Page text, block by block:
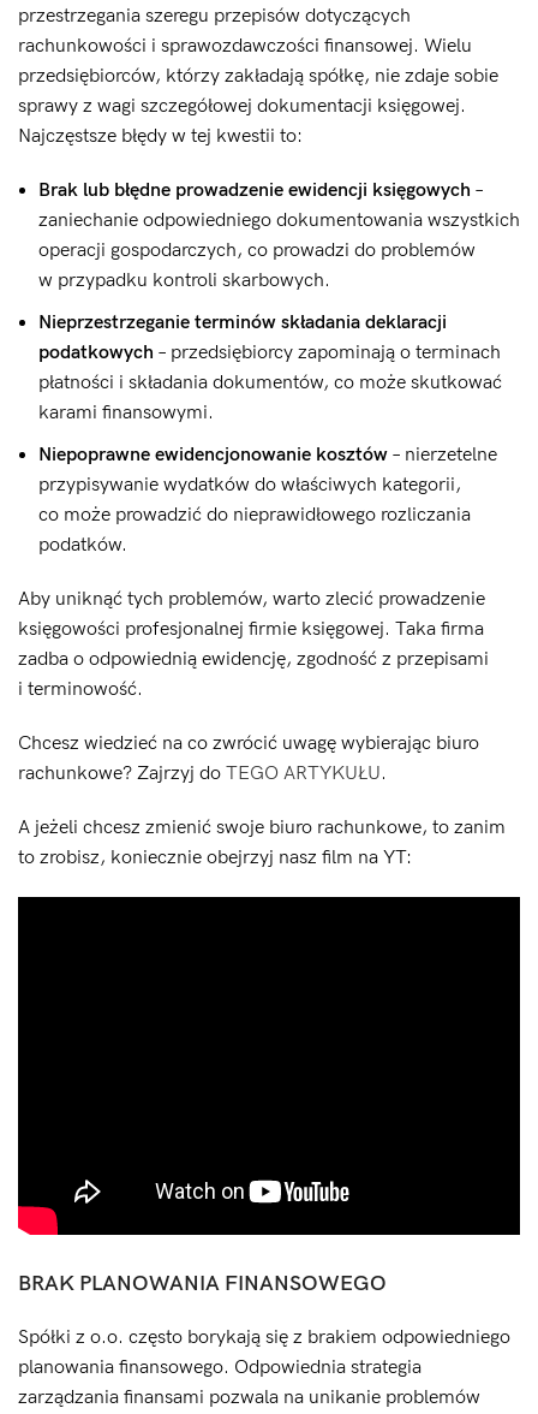
przestrzegania szeregu przepisów dotyczących
rachunkowości i sprawozdawczości finansowej. Wielu
przedsiębiorców, którzy zakładają spółkę, nie zdaje sobie
sprawy z wagi szczegółowej dokumentacji księgowej.
Najczęstsze błędy w tej kwestii to:
Brak lub błędne prowadzenie ewidencji księgowych –
zaniechanie odpowiedniego dokumentowania wszystkich
operacji gospodarczych, co prowadzi do problemów
w przypadku kontroli skarbowych.
Nieprzestrzeganie terminów składania deklaracji
podatkowych – przedsiębiorcy zapominają o terminach
płatności i składania dokumentów, co może skutkować
karami finansowymi.
Niepoprawne ewidencjonowanie kosztów – nierzetelne
przypisywanie wydatków do właściwych kategorii,
co może prowadzić do nieprawidłowego rozliczania
podatków.
Aby uniknąć tych problemów, warto zlecić prowadzenie
księgowości profesjonalnej firmie księgowej. Taka firma
zadba o odpowiednią ewidencję, zgodność z przepisami
i terminowość.
Chcesz wiedzieć na co zwrócić uwagę wybierając biuro
rachunkowe? Zajrzyj do TEGO ARTYKUŁU.
A jeżeli chcesz zmienić swoje biuro rachunkowe, to zanim
to zrobisz, koniecznie obejrzyj nasz film na YT:
BRAK PLANOWANIA FINANSOWEGO
Spółki z o.o. często borykają się z brakiem odpowiedniego
planowania finansowego. Odpowiednia strategia
zarządzania finansami pozwala na unikanie problemów